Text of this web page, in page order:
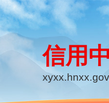
信用